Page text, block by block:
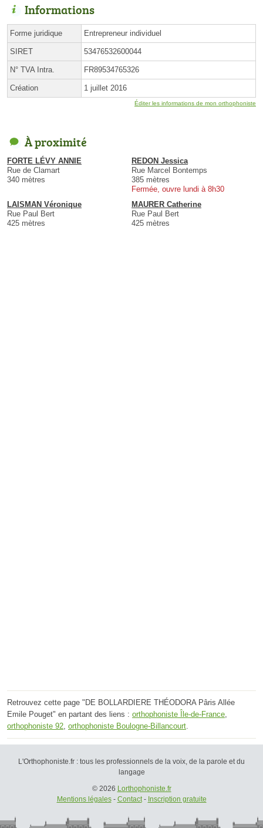
Informations
Forme juridique Entrepreneur individuel
SIRET 53476532600044
N° TVA Intra. FR89534765326
Création 1 juillet 2016
Éditer les informations de mon orthophoniste
À proximité
FORTE LÉVY ANNIE
Rue de Clamart
340 mètres
REDON Jessica
Rue Marcel Bontemps
385 mètres
Fermée, ouvre lundi à 8h30
LAISMAN Véronique
Rue Paul Bert
425 mètres
MAURER Catherine
Rue Paul Bert
425 mètres
Retrouvez cette page "DE BOLLARDIERE THÉODORA Pâris Allée
Emile Pouget" en partant des liens : orthophoniste Île-de-France
orthophoniste 92 orthophoniste Boulogne-Billancourt
L'Orthophoniste.fr : tous les professionnels de la voix, de la parole et du
langage
© 2026 Lorthophoniste.fr
Mentions légales- Contact- Inscription gratuite